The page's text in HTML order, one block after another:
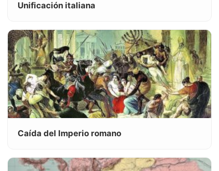
Unificación italiana
Caída del Imperio romano